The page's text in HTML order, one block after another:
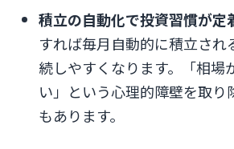
積立の自動化で投資習慣が定
すれば毎月自動的に積立され
続しやすくなります。「相場
い」という心理的障壁を取り
もあります。